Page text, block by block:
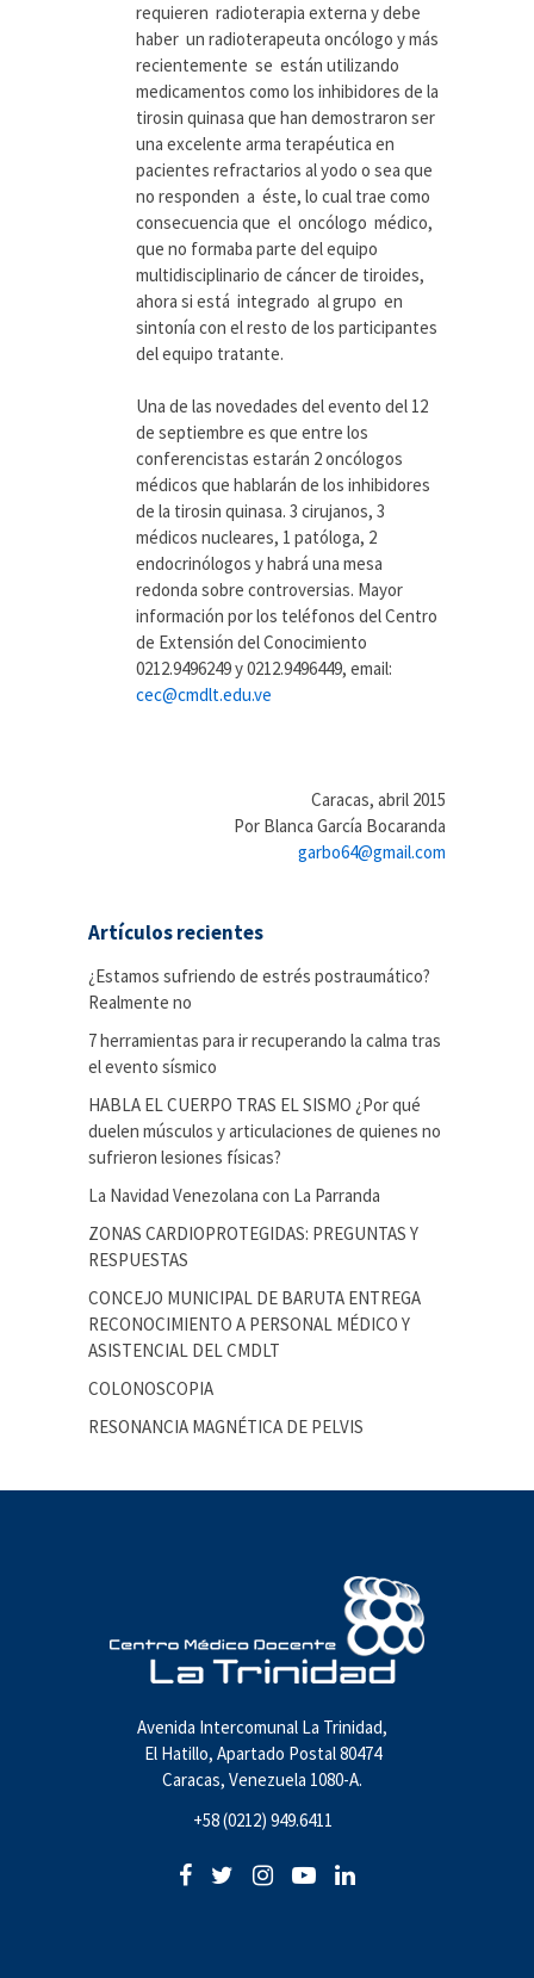
requieren radioterapia externa y debe
haber un radioterapeuta oncólogo y más
recientemente se están utilizando
medicamentos como los inhibidores de la
tirosin quinasa que han demostraron ser
una excelente arma terapéutica en
pacientes refractarios al yodo o sea que
no responden a éste, lo cual trae como
consecuencia que el oncólogo médico,
que no formaba parte del equipo
multidisciplinario de cáncer de tiroides,
ahora si está integrado al grupo en
sintonía con el resto de los participantes
del equipo tratante.
Una de las novedades del evento del 12
de septiembre es que entre los
conferencistas estarán 2 oncólogos
médicos que hablarán de los inhibidores
de la tirosin quinasa. 3 cirujanos, 3
médicos nucleares, 1 patóloga, 2
endocrinólogos y habrá una mesa
redonda sobre controversias. Mayor
información por los teléfonos del Centro
de Extensión del Conocimiento
0212.9496249 y 0212.9496449, email:
cec@cmdlt.edu.ve
Caracas, abril 2015
Por Blanca García Bocaranda
garbo64@gmail.com
Artículos recientes
¿Estamos sufriendo de estrés postraumático?
Realmente no
7 herramientas para ir recuperando la calma tras
el evento sísmico
HABLA EL CUERPO TRAS EL SISMO ¿Por qué
duelen músculos y articulaciones de quienes no
sufrieron lesiones físicas?
La Navidad Venezolana con La Parranda
ZONAS CARDIOPROTEGIDAS: PREGUNTAS Y
RESPUESTAS
CONCEJO MUNICIPAL DE BARUTA ENTREGA
RECONOCIMIENTO A PERSONAL MÉDICO Y
ASISTENCIAL DEL CMDLT
COLONOSCOPIA
RESONANCIA MAGNÉTICA DE PELVIS
Avenida Intercomunal La Trinidad,
El Hatillo, Apartado Postal 80474
Caracas, Venezuela 1080-A.
+58 (0212) 949.6411